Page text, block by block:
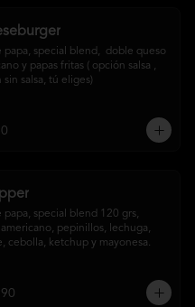
papa, special blend,  doble queso
y papas fritas ( opción salsa ,
sin salsa, tú eliges)
papa, special blend 120 grs,
pepinillos, lechuga,
cebolla, ketchup y mayonesa.